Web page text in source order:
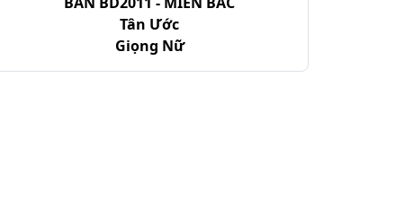
Tân Ước
Giọng Nữ